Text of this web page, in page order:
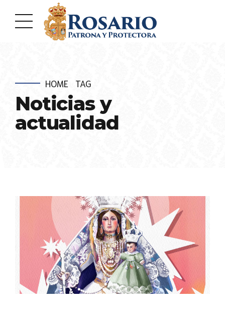
HOME TAG
Noticias y
actualidad